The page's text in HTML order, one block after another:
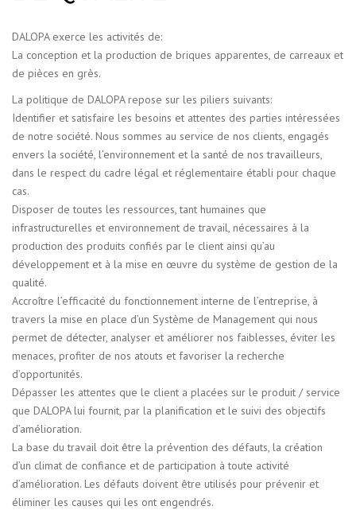
DALOPA exerce les activités de:
La conception et la production de briques apparentes, de carreaux et
de pièces en grès.
La politique de DALOPA repose sur les piliers suivants:
Identifier et satisfaire les besoins et attentes des parties intéressées
de notre société. Nous sommes au service de nos clients, engagés
envers la société, l’environnement et la santé de nos travailleurs,
dans le respect du cadre légal et réglementaire établi pour chaque
cas.
Disposer de toutes les ressources, tant humaines que
infrastructurelles et environnement de travail, nécessaires à la
production des produits confiés par le client ainsi qu’au
développement et à la mise en œuvre du système de gestion de la
qualité.
Accroître l’efficacité du fonctionnement interne de l’entreprise, à
travers la mise en place d’un Système de Management qui nous
permet de détecter, analyser et améliorer nos faiblesses, éviter les
menaces, profiter de nos atouts et favoriser la recherche
d’opportunités.
Dépasser les attentes que le client a placées sur le produit / service
que DALOPA lui fournit, par la planification et le suivi des objectifs
d’amélioration.
La base du travail doit être la prévention des défauts, la création
d’un climat de confiance et de participation à toute activité
d’amélioration. Les défauts doivent être utilisés pour prévenir et
éliminer les causes qui les ont engendrés.